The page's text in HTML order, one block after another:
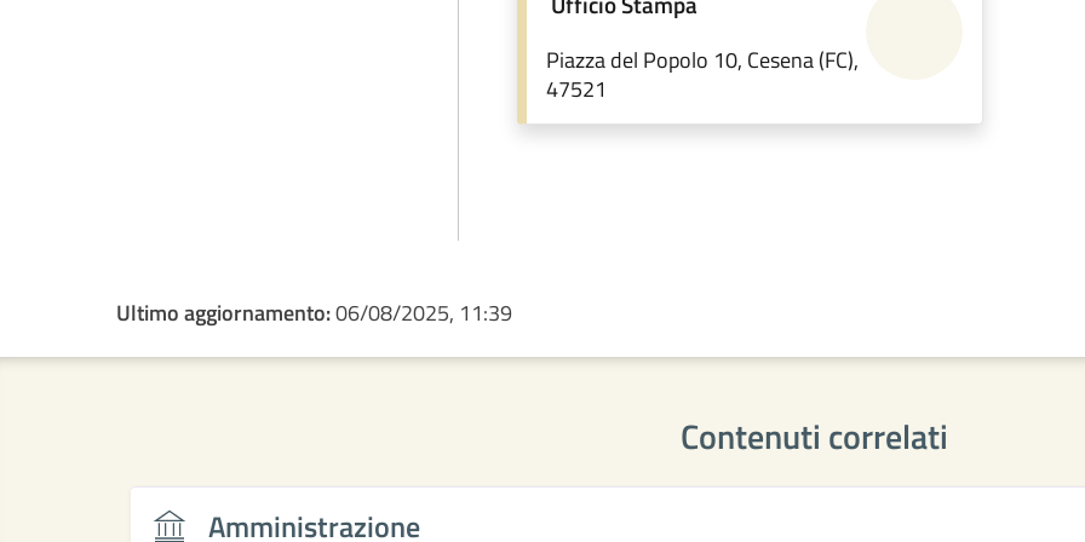
Piazza del Popolo 10, Cesena (FC),
47521
Ultimo aggiornamento:06/08/2025, 11:39
Contenuti correlati
Amministrazione